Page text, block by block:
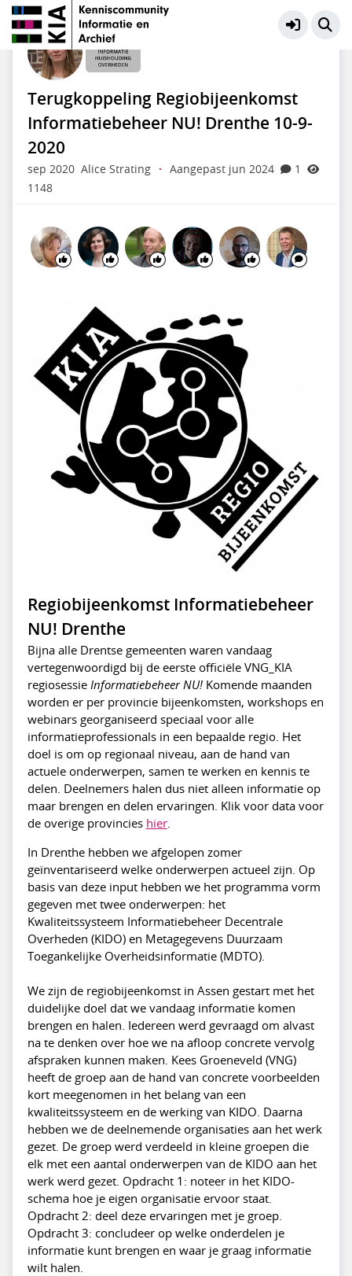
Informatiehuishouding Overheden
Terugkoppeling Regiobijeenkomst
Informatiebeheer NU! Drenthe 10-9-
2020
sep 2020 Alice Strating · Aangepast jun 2024
1
1148
Regiobijeenkomst Informatiebeheer
NU! Drenthe
Bijna alle Drentse gemeenten waren vandaag
vertegenwoordigd bij de eerste officiële VNG_KIA
regiosessie Informatiebeheer NU!Komende maanden
worden er per provincie bijeenkomsten, workshops en
webinars georganiseerd speciaal voor alle
informatieprofessionals in een bepaalde regio. Het
doel is om op regionaal niveau, aan de hand van
actuele onderwerpen, samen te werken en kennis te
delen. Deelnemers halen dus niet alleen informatie op
maar brengen en delen ervaringen. Klik voor data voor
de overige provincies hier.
In Drenthe hebben we afgelopen zomer
geïnventariseerd welke onderwerpen actueel zijn. Op
basis van deze input hebben we het programma vorm
gegeven met twee onderwerpen: het
Kwaliteitssysteem Informatiebeheer Decentrale
Overheden (KIDO) en Metagegevens Duurzaam
Toegankelijke Overheidsinformatie (MDTO).
We zijn de regiobijeenkomst in Assen gestart met het
duidelijke doel dat we vandaag informatie komen
brengen en halen. Iedereen werd gevraagd om alvast
na te denken over hoe we na afloop concrete vervolg
afspraken kunnen maken. Kees Groeneveld (VNG)
heeft de groep aan de hand van concrete voorbeelden
kort meegenomen in het belang van een
kwaliteitssysteem en de werking van KIDO. Daarna
hebben we de deelnemende organisaties aan het werk
gezet. De groep werd verdeeld in kleine groepen die
elk met een aantal onderwerpen van de KIDO aan het
werk werd gezet. Opdracht 1: noteer in het KIDO-
schema hoe je eigen organisatie ervoor staat.
Opdracht 2: deel deze ervaringen met je groep.
Opdracht 3: concludeer op welke onderdelen je
informatie kunt brengen en waar je graag informatie
wilt halen.